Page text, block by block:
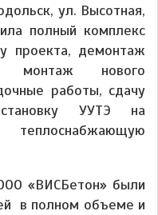
ул. Высотная,
полный комплекс
проекта, демонтаж
монтаж нового
работы, сдачу
УУТЭ на
«ВИСБетон» были
в полном объеме и